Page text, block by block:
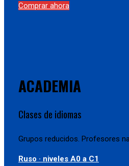
Comprar ahora
ACADEMIA
Clases de idiomas
Grupos reducidos. Profesores
Ruso · niveles A0 a C1